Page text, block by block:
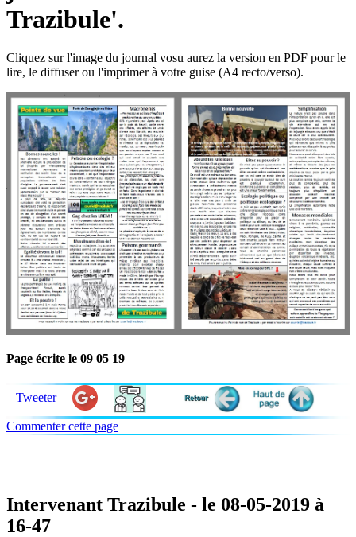
Trazibule'.
Cliquez sur l'image du journal vosu aurez la version en PDF pour le
lire, le diffuser ou l'imprimer à votre guise (A4 recto/verso).
Page écrite le 09 05 19
Tweeter
Commenter cette page
Intervenant Trazibule - le 08-05-2019 à
16-47